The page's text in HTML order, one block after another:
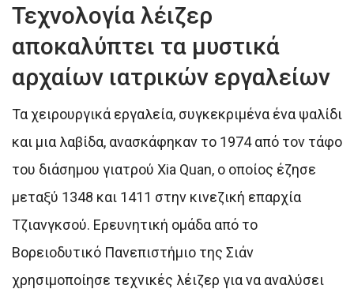
Τεχνολογία λέιζερ
αποκαλύπτει τα μυστικά
αρχαίων ιατρικών εργαλείων
Τα χειρουργικά εργαλεία, συγκεκριμένα ένα ψαλίδι
και μια λαβίδα, ανασκάφηκαν το 1974 από τον τάφο
του διάσημου γιατρού Xia Quan, ο οποίος έζησε
μεταξύ 1348 και 1411 στην κινεζική επαρχία
Τζιανγκσού. Ερευνητική ομάδα από το
Βορειοδυτικό Πανεπιστήμιο της Σιάν
χρησιμοποίησε τεχνικές λέιζερ για να αναλύσει